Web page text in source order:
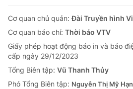
Cơ quan chủ quản:Đài Truyền hình
Cơ quan báo chí: Thời báo VTV
Giấy phép hoạt động báo in và báo
cấp ngày 29/12/2023
Tổng Biên tập: Vũ Thanh Thủy
Phó Tổng Biên tập: Nguyễn Thị Mỹ